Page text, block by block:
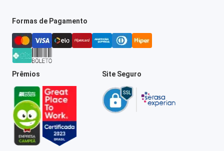
Formas de Pagamento
Prêmios Site Seguro